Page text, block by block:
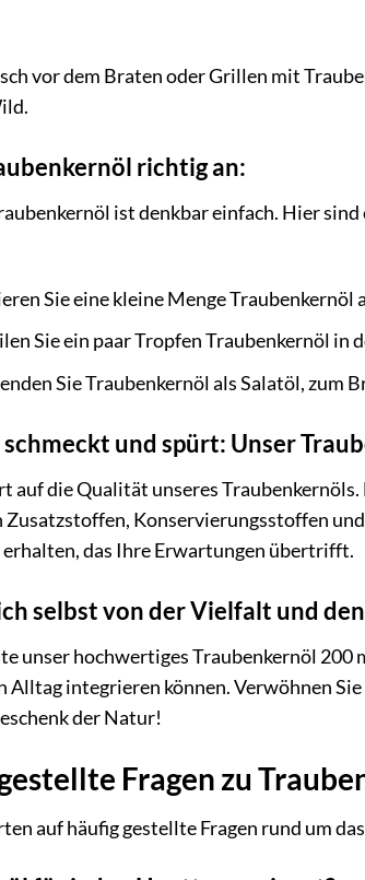
vor dem Braten oder Grillen mit
richtig an:
ist denkbar einfach. Hier
Sie eine kleine Menge Traubenkernöl
Sie ein paar Tropfen Traubenkernöl in
Sie Traubenkernöl als Salatöl, zum
und spürt: Unser
auf die Qualität unseres
Konservierungsstoffen
das Ihre Erwartungen übertrifft.
selbst von der Vielfalt und
unser hochwertiges Traubenkernöl
Alltag integrieren können. Verwöhnen
der Natur!
Fragen zu
auf häufig gestellte Fragen rund um